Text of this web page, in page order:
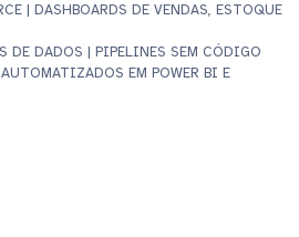
| DASHBOARDS DE VENDAS, ESTOQUE
DE DADOS | PIPELINES SEM CÓDIGO
EM POWER BI E